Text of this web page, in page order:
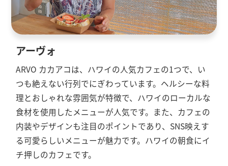
アーヴォ
ARVO カカアコは、ハワイの人気カフェの1つで、い
つも絶えない行列でにぎわっています。ヘルシーな料
理とおしゃれな雰囲気が特徴で、ハワイのローカルな
食材を使用したメニューが人気です。また、カフェの
内装やデザインも注目のポイントであり、SNS映えす
る可愛らしいメニューが魅力です。ハワイの朝食にイ
チ押しのカフェです。